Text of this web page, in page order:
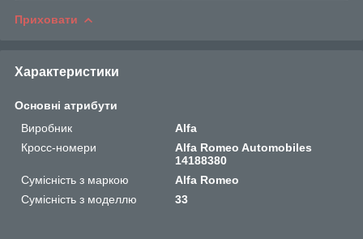
Приховати
Характеристики
Основні атрибути
Виробник
Alfa
Кросс-номери
Alfa Romeo Automobiles
14188380
Сумісність з маркою
Alfa Romeo
Сумісність з моделлю
33